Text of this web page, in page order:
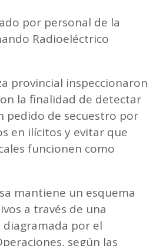
por personal de la
Radioeléctrico
provincial inspeccionaron
la finalidad de detectar
pedido de secuestro por
en ilícitos y evitar que
funcionen como
mantiene un esquema
a través de una
por el
según las